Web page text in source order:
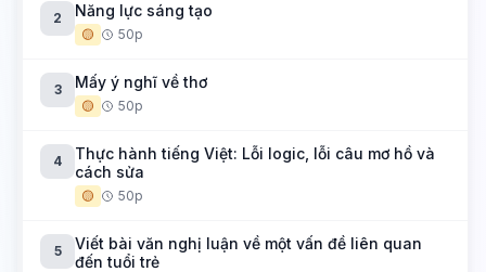
2 Năng lực sáng tạo
🟡 50p
3 Mấy ý nghĩ về thơ
🟡 50p
4
Thực hành tiếng Việt: Lỗi logic, lỗi câu mơ hồ và
cách sửa
🟡 50p
5
Viết bài văn nghị luận về một vấn đề liên quan
đến tuổi trẻ